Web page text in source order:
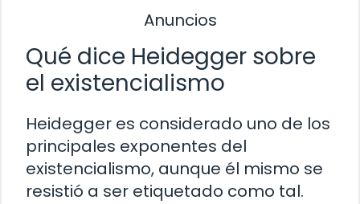
Anuncios
Qué dice Heidegger sobre
el existencialismo
Heidegger es considerado uno de los
principales exponentes del
existencialismo, aunque él mismo se
resistió a ser etiquetado como tal.